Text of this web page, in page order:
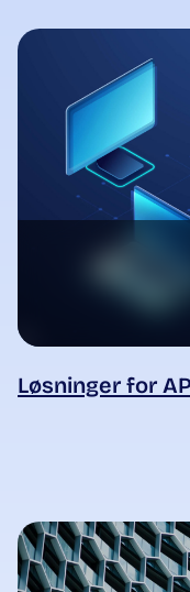
Løsninger for